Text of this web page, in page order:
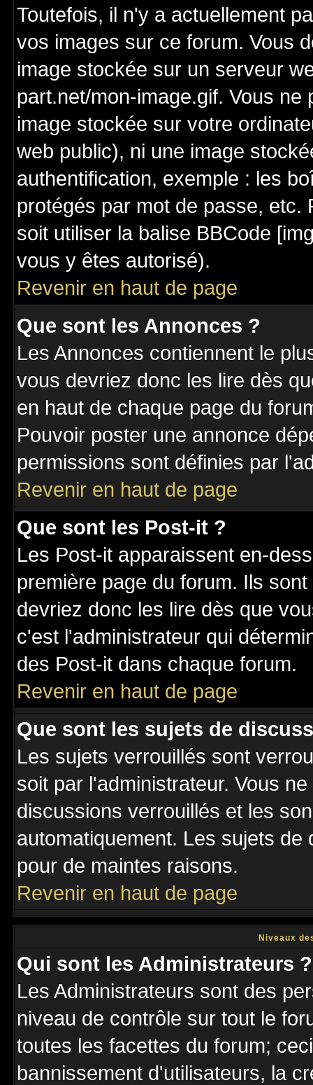
Toutefois, il n'y a actuellement
vos images sur ce forum. Vous
image stockée sur un serveur
part.net/mon-image.gif. Vous
image stockée sur votre
web public), ni une image
authentification, exemple : les
protégés par mot de passe, etc.
soit utiliser la balise BBCode
vous y êtes autorisé).
Revenir en haut de page
Que sont les Annonces ?
Les Annonces contiennent le
vous devriez donc les lire dès
en haut de chaque page du
Pouvoir poster une annonce
permissions sont définies par
Revenir en haut de page
Que sont les Post-it ?
Les Post-it apparaissent en-
première page du forum. Ils
devriez donc les lire dès que
c'est l'administrateur qui
des Post-it dans chaque forum.
Revenir en haut de page
Que sont les sujets de
Les sujets verrouillés sont
soit par l'administrateur. Vous
discussions verrouillés et les
automatiquement. Les sujets
pour de maintes raisons.
Revenir en haut de page
Niveaux
Qui sont les Administrateurs ?
Les Administrateurs sont des
niveau de contrôle sur tout le
toutes les facettes du forum;
bannissement d'utilisateurs, la